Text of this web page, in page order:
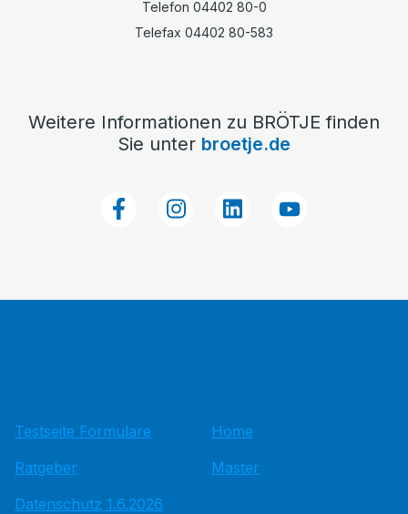
Telefon 04402 80-0
Telefax 04402 80-583
Weitere Informationen zu BRÖTJE finden
Sie unter broetje.de
Testseite Formulare
Ratgeber
Datenschutz 1.6.2026
Home
Master